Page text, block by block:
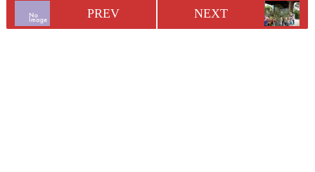
PREV NEXT